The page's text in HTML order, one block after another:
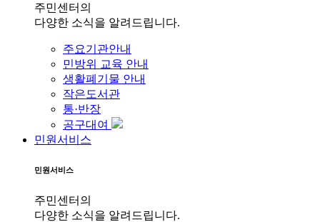
주민센터의
다양한 소식을 알려드립니다.
주요기관안내
민방위 교육 안내
생활폐기물 안내
작은도서관
통·반장
공구대여
민원서비스
민원서비스
주민센터의
다양한 소식을 알려드립니다.